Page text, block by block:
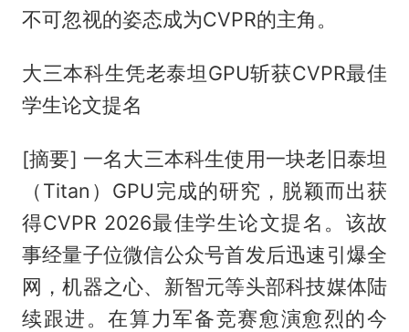
不可忽视的姿态成为CVPR的主角。
大三本科生凭老泰坦GPU斩获CVPR最佳
学生论文提名
[摘要] 一名大三本科生使用一块老旧泰坦
（Titan）GPU完成的研究，脱颖而出获
得CVPR 2026最佳学生论文提名。该故
事经量子位微信公众号首发后迅速引爆全
网，机器之心、新智元等头部科技媒体陆
续跟进。在算力军备竞赛愈演愈烈的今